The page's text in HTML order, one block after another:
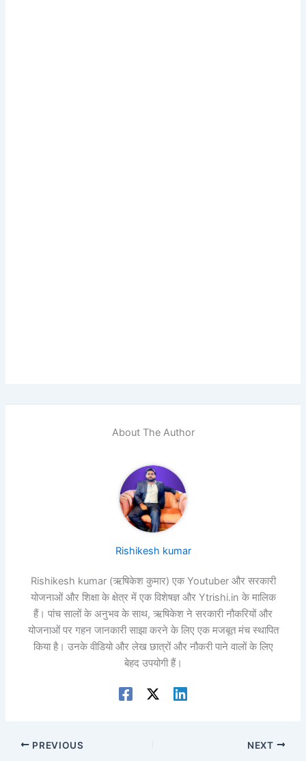
About The Author
Rishikesh kumar
Rishikesh kumar (ऋषिकेश कुमार) एक Youtuber और सरकारी
योजनाओं और शिक्षा के क्षेत्र में एक विशेषज्ञ और Ytrishi.in के मालिक
हैं। पांच सालों के अनुभव के साथ, ऋषिकेश ने सरकारी नौकरियों और
योजनाओं पर गहन जानकारी साझा करने के लिए एक मजबूत मंच स्थापित
किया है। उनके वीडियो और लेख छात्रों और नौकरी पाने वालों के लिए
बेहद उपयोगी हैं।
PREVIOUS NEXT